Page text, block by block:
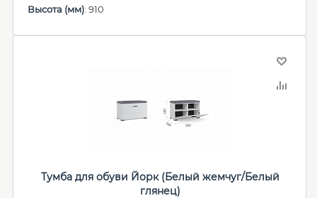
Высота (мм): 910
Тумба для обуви Йорк (Белый жемчуг/Белый
глянец)